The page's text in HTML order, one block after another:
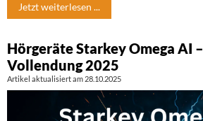
Jetzt weiterlesen ...
Hörgeräte Starkey Omega AI
Vollendung 2025
Artikel aktualisiert am 28.10.2025